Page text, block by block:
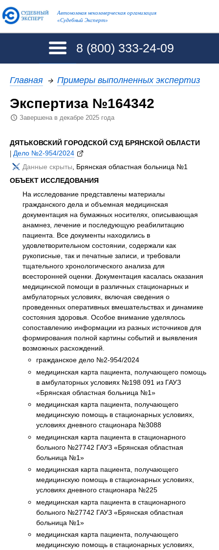
Автономная некоммерческая организация
«Судебный Эксперт»
8 (800) 333-24-09
Главная → Примеры выполненных экспертиз
Экспертиза №164342
Завершена в декабре 2025 года
ДЯТЬКОВСКИЙ ГОРОДСКОЙ СУД БРЯНСКОЙ ОБЛАСТИ
| Дело №2-954/2024
Данные скрыты , Брянская областная больница №1
ОБЪЕКТ ИССЛЕДОВАНИЯ
На исследование представлены материалы
гражданского дела и объемная медицинская
документация на бумажных носителях, описывающая
анамнез, лечение и последующую реабилитацию
пациента. Все документы находились в
удовлетворительном состоянии, содержали как
рукописные, так и печатные записи, и требовали
тщательного хронологического анализа для
всесторонней оценки. Документация касалась оказания
медицинской помощи в различных стационарных и
амбулаторных условиях, включая сведения о
проведенных оперативных вмешательствах и динамике
состояния здоровья. Особое внимание уделялось
сопоставлению информации из разных источников для
формирования полной картины событий и выявления
возможных расхождений.
гражданское дело №2-954/2024
медицинская карта пациента, получающего помощь
в амбулаторных условиях №198 091 из ГАУЗ
«Брянская областная больница №1»
медицинская карта пациента, получающего
медицинскую помощь в стационарных условиях,
условиях дневного стационара №3088
медицинская карта пациента в стационарного
больного №27742 ГАУЗ «Брянская областная
больница №1»
медицинская карта пациента, получающего
медицинскую помощь в стационарных условиях,
условиях дневного стационара №225
медицинская карта пациента в стационарного
больного №27742 ГАУЗ «Брянская областная
больница №1»
медицинская карта пациента, получающего
медицинскую помощь в стационарных условиях,